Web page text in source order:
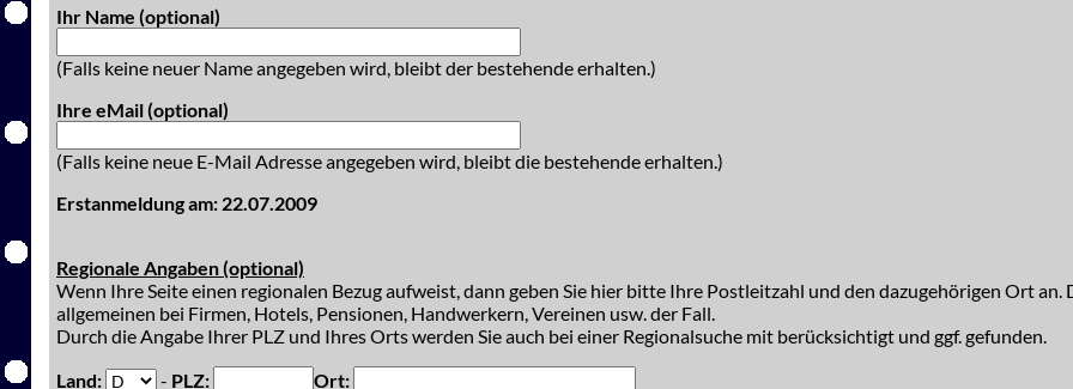
Ihr Name (optional)
(Falls keine neuer Name angegeben wird, bleibt der bestehende erhalten.)
Ihre eMail (optional)
(Falls keine neue E-Mail Adresse angegeben wird, bleibt die bestehende erhalten.)
Erstanmeldung am: 22.07.2009
Regionale Angaben (optional)
Wenn Ihre Seite einen regionalen Bezug aufweist, dann geben Sie hier bitte Ihre Postleitzahl und den dazugehörigen Ort an.
allgemeinen bei Firmen, Hotels, Pensionen, Handwerkern, Vereinen usw. der Fall.
Durch die Angabe Ihrer PLZ und Ihres Orts werden Sie auch bei einer Regionalsuche mit berücksichtigt und ggf. gefunden.
Land:
- PLZ: Ort: